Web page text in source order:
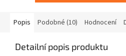
Popis Podobné (10) Hodnocení
Detailní popis produktu